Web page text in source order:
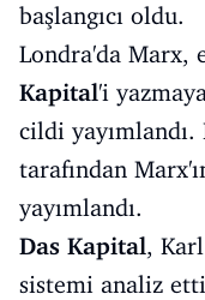
başlangıcı oldu.
Londra'da Marx,
Kapital'i
cildi
tarafından
yayımlandı.
Das Kapital,
sistemi analiz